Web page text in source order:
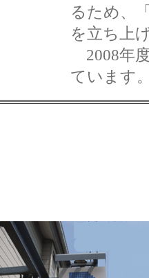
るため、
を立ち上
2008年
ています